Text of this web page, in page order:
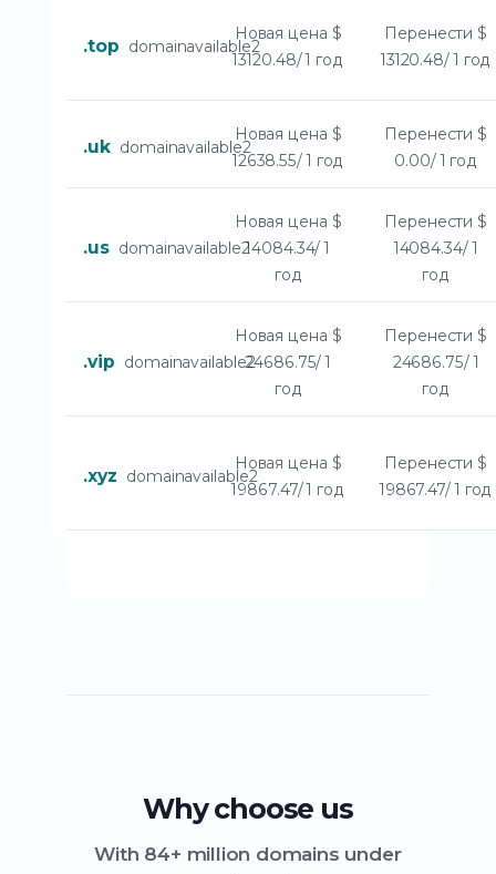
.top domainavailable2
Новая цена $
13120.48/ 1 год
Перенести $
13120.48/ 1 год
.uk domainavailable2
Новая цена $
12638.55/ 1 год
Перенести $
0.00/ 1 год
.us domainavailable2
Новая цена $
14084.34/ 1
год
Перенести $
14084.34/ 1
год
.vip domainavailable2
Новая цена $
24686.75/ 1
год
Перенести $
24686.75/ 1
год
.xyz domainavailable2
Новая цена $
19867.47/ 1 год
Перенести $
19867.47/ 1 год
Why choose us
With 84+ million domains under